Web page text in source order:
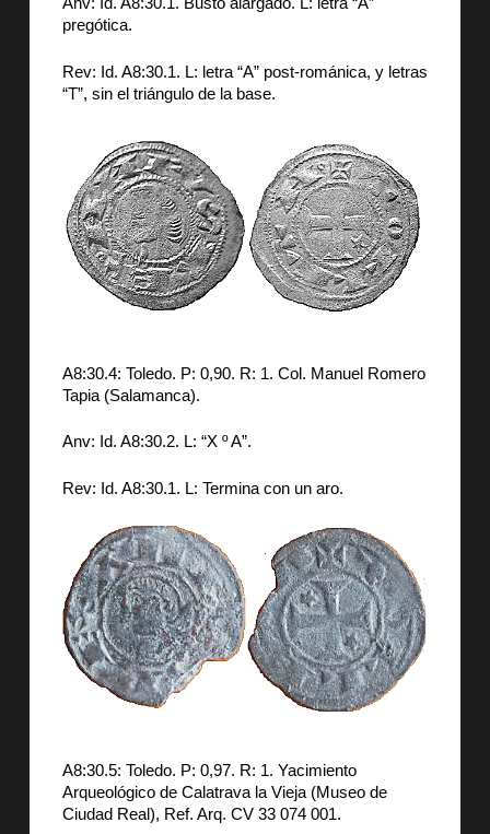
pregótica.
Rev: Id. A8:30.1. L: letra “A” post-románica, y letras
“T”, sin el triángulo de la base.
A8:30.4: Toledo. P: 0,90. R: 1. Col. Manuel Romero
Tapia (Salamanca).
Anv: Id. A8:30.2. L: “X º A”.
Rev: Id. A8:30.1. L: Termina con un aro.
A8:30.5: Toledo. P: 0,97. R: 1. Yacimiento
Arqueológico de Calatrava la Vieja (Museo de
Ciudad Real), Ref. Arq. CV 33 074 001.